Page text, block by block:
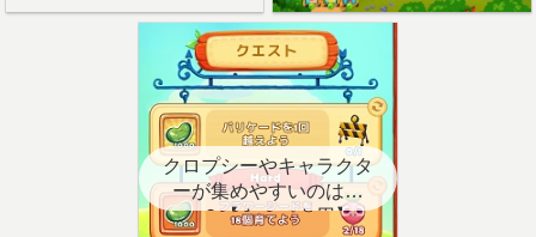
クロプシーやキャラクタ
ーが集めやすいのはど
こ？【クエスト用】